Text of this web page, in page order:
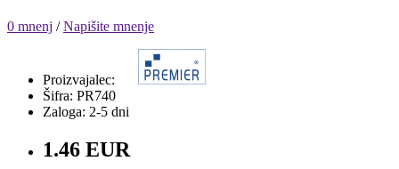
0 mnenj /Napišite mnenje
Proizvajalec:
Šifra: PR740
Zaloga: 2-5 dni
1.46 EUR